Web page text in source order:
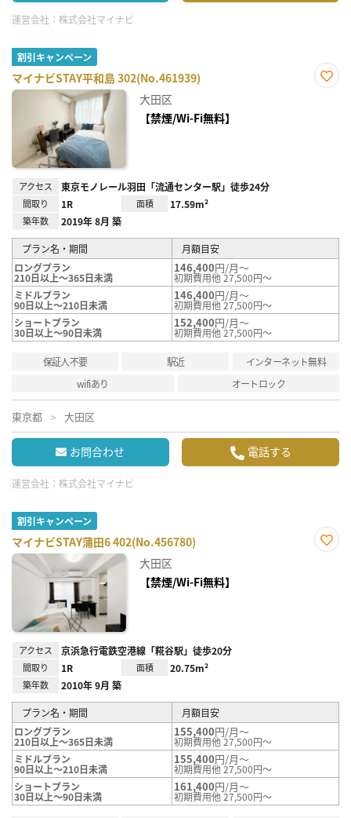
運営会社： 株式会社マイナビ
割引キャンペーン
マイナビSTAY平和島 302(No.461939)
大田区
【禁煙/Wi-Fi無料】
アクセス 東京モノレール羽田「流通センター駅」徒歩24分
間取り 1R 面積 17.59m²
築年数 2019年 8月 築
プラン名・期間
月額目安
ロングプラン
210日以上～365日未満
146,400円/月～
初期費用他 27,500円～
ミドルプラン
90日以上～210日未満
146,400円/月～
初期費用他 27,500円～
ショートプラン
30日以上～90日未満
152,400円/月～
初期費用他 27,500円～
保証人不要 駅近
インターネット無料
wifiあり
オートロック
東京都 大田区
お問合わせ 電話する
運営会社： 株式会社マイナビ
割引キャンペーン
マイナビSTAY蒲田6 402(No.456780)
大田区
【禁煙/Wi-Fi無料】
アクセス 京浜急行電鉄空港線「糀谷駅」徒歩20分
間取り 1R 面積 20.75m²
築年数 2010年 9月 築
プラン名・期間
月額目安
ロングプラン
210日以上～365日未満
155,400円/月～
初期費用他 27,500円～
ミドルプラン
90日以上～210日未満
155,400円/月～
初期費用他 27,500円～
ショートプラン
30日以上～90日未満
161,400円/月～
初期費用他 27,500円～